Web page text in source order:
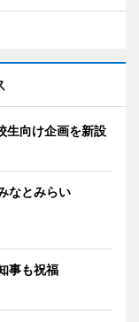
向け企画を新設
なとみらい
事も祝福